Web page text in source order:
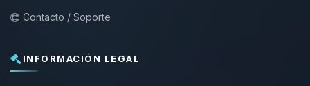
Contacto / Soporte
INFORMACIÓN LEGAL